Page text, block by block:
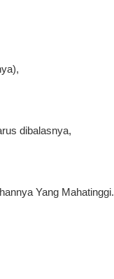
dibalasnya,
Yang Mahatinggi.